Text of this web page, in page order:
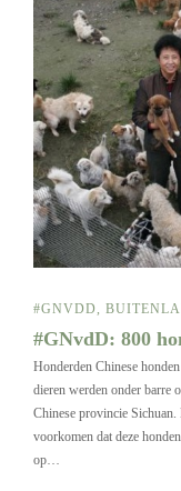
#GNVDD
#GNvdD: 800
Honderden Chinese
dieren werden onder barre
Chinese provincie Sichuan.
voorkomen dat deze
op…